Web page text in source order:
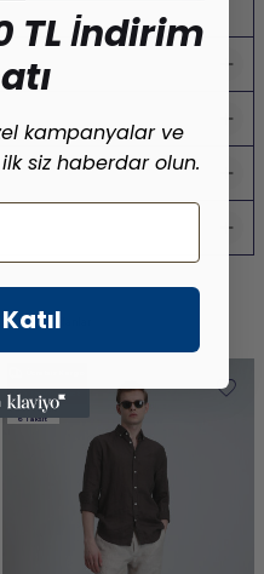
Son Bakılanlar
New Product
Vade farksız
6 Taksit
TL İndirim
kampanyalar ve
ilk siz haberdar olun.